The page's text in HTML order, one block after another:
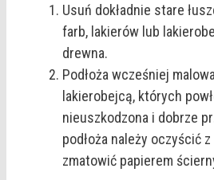
Usuń dokładnie stare
farb, lakierów lub
drewna.
Podłoża wcześniej
lakierobejcą, których
nieuszkodzona i dobrze
podłoża należy oczyścić
zmatowić papierem